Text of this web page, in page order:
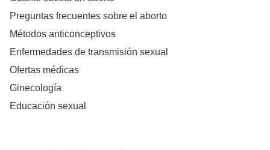
Preguntas frecuentes sobre el aborto
Métodos anticonceptivos
Enfermedades de transmisión sexual
Ofertas médicas
Ginecología
Educación sexual